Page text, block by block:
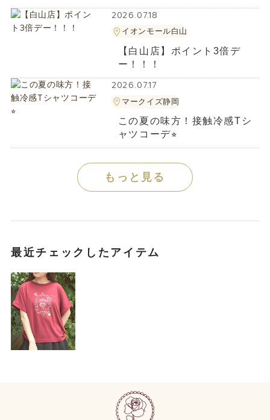
2026.07.18
イオンモール白山
【白山店】ポイント3倍デ
ー！！！
2026.07.17
マークイズ静岡
この夏の味方！接触冷感Tシ
ャツコーデ⭐︎
もっと見る
最近チェックしたアイテム